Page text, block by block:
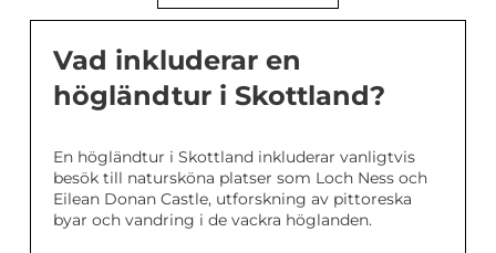
Vad inkluderar en
högländtur i Skottland?
En högländtur i Skottland inkluderar vanligtvis
besök till natursköna platser som Loch Ness och
Eilean Donan Castle, utforskning av pittoreska
byar och vandring i de vackra höglanden.